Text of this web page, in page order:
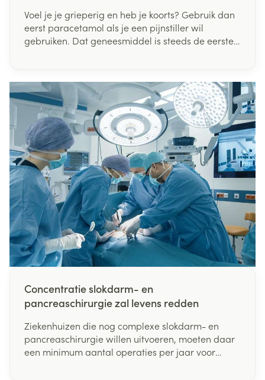
Voel je je grieperig en heb je koorts? Gebruik dan
eerst paracetamol als je een pijnstiller wil
gebruiken. Dat geneesmiddel is steeds de eerste
Concentratie slokdarm- en
pancreaschirurgie zal levens redden
Ziekenhuizen die nog complexe slokdarm- en
pancreaschirurgie willen uitvoeren, moeten daar
een minimum aantal operaties per jaar voor